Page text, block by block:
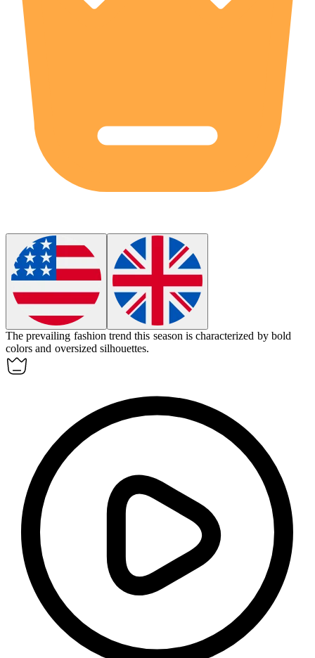
The prevailing fashion trend this season is characterized by bold
colors and oversized silhouettes.